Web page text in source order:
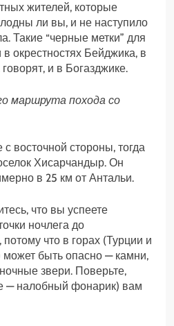
жителей, которые
ли вы, и не наступило
Такие “черные метки” для
окрестностях Бейджика, в
и в Богазджике.
маршрута похода со
восточной стороны, тогда
Хисарчандыр. Он
в 25 км от Антальи.
что вы успеете
ночлега до
что в горах (Турции и
быть опасно — камни,
звери. Поверьте,
— налобный фонарик) вам